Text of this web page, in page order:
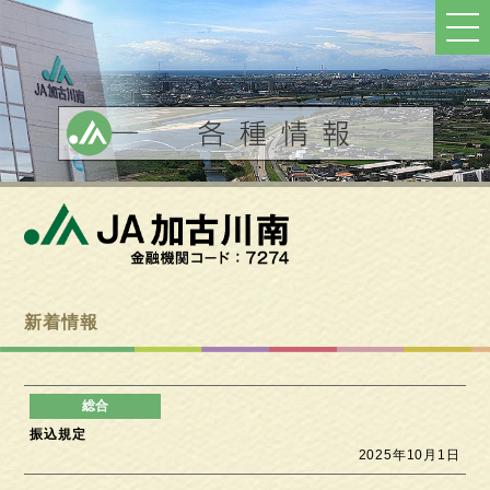
新着情報
振込規定
2025年10月1日